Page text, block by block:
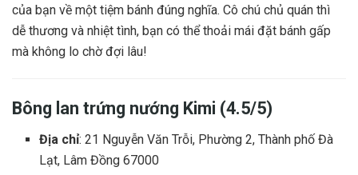
của bạn về một tiệm bánh đúng nghĩa. Cô chú chủ quán thì
dễ thương và nhiệt tình, bạn có thể thoải mái đặt bánh gấp
mà không lo chờ đợi lâu!
Bông lan trứng nướng Kimi (4.5/5)
Địa chỉ: 21 Nguyễn Văn Trỗi, Phường 2, Thành phố Đà
Lạt, Lâm Đồng 67000